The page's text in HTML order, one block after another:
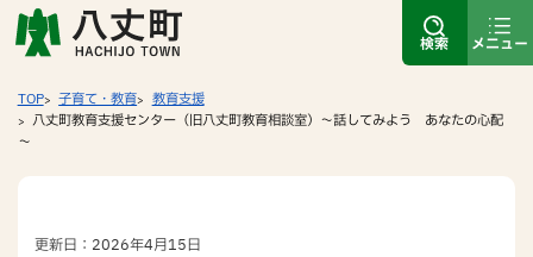
検索 メニュー
TOP 子育て・教育
教育支援
八丈町教育支援センター（旧八丈町教育相談室）～話してみよう あなたの心配
～
更新日：2026年4月15日